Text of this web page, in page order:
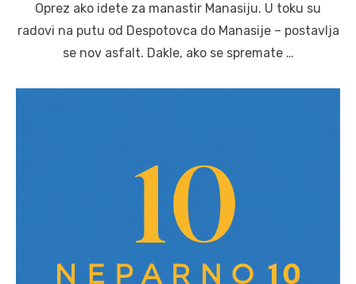
Oprez ako idete za manastir Manasiju. U toku su
radovi na putu od Despotovca do Manasije – postavlja
se nov asfalt. Dakle, ako se spremate …